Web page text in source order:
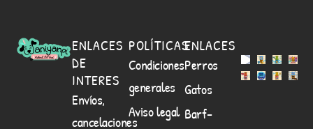
ENLACES
DE
INTERES
Envíos,
cancelaciones
POLÍTICAS
Condiciones
generales
Aviso legal
ENLACES
Perros
Gatos
Barf-